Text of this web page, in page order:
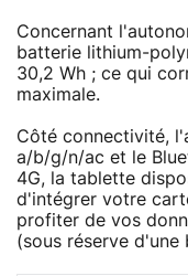
Concernant
batterie lithium-
30,2 Wh ; ce qui
maximale.
Côté connectivité,
a/b/g/n/ac et le
4G, la tablette
d'intégrer votre
profiter de vos
(sous réserve